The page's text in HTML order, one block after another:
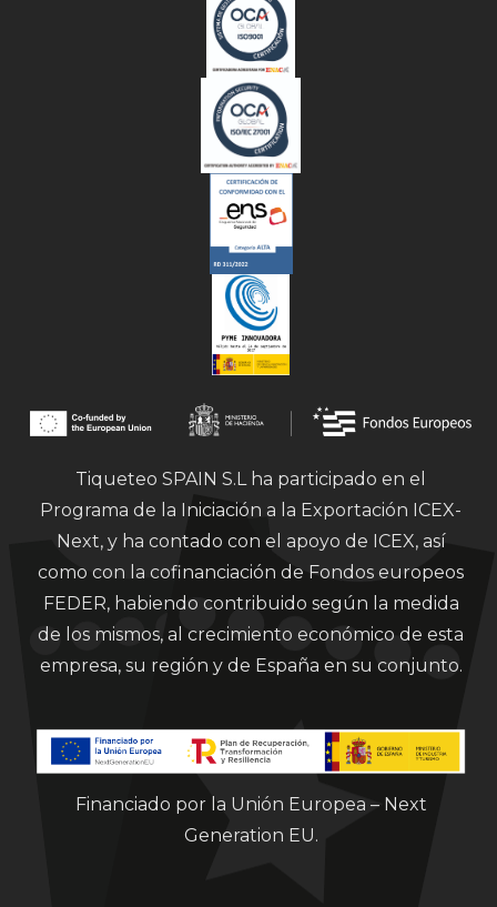
Tiqueteo SPAIN S.L ha participado en el
Programa de la Iniciación a la Exportación ICEX-
Next, y ha contado con el apoyo de ICEX, así
como con la cofinanciación de Fondos europeos
FEDER, habiendo contribuido según la medida
de los mismos, al crecimiento económico de esta
empresa, su región y de España en su conjunto.
Financiado por la Unión Europea – Next
Generation EU.